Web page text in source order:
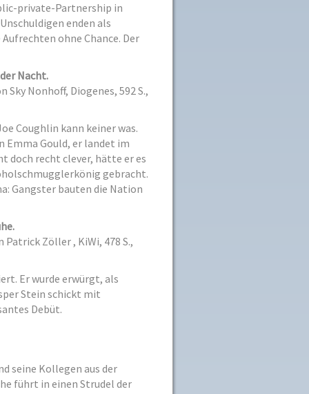
private-Partnership in
enden als
ohne Chance. Der
Nacht.
Sky Nonhoff, Diogenes, 592 S.,
Coughlin kann keiner was.
Emma Gould, er landet im
doch recht clever, hätte er es
gebracht.
Gangster bauten die Nation
Patrick Zöller , KiWi, 478 S.,
Er wurde erwürgt, als
Stein schickt mit
Debüt.
seine Kollegen aus der
führt in einen Strudel der